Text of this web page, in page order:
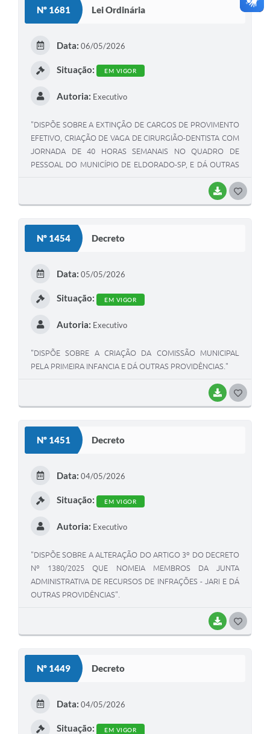
Nº 1681 Lei Ordinária
BAIXAR
Data: 06/05/2026
Situação: EM VIGOR
Autoria: Executivo
"DISPÕE SOBRE A EXTINÇÃO DE CARGOS DE PROVIMENTO
EFETIVO, CRIAÇÃO DE VAGA DE CIRURGIÃO-DENTISTA COM
JORNADA DE 40 HORAS SEMANAIS NO QUADRO DE
PESSOAL DO MUNICÍPIO DE ELDORADO-SP, E DÁ OUTRAS
Nº 1454 Decreto
BAIXAR
Data: 05/05/2026
Situação: EM VIGOR
Autoria: Executivo
"DISPÕE SOBRE A CRIAÇÃO DA COMISSÃO MUNICIPAL
PELA PRIMEIRA INFANCIA E DÁ OUTRAS PROVIDÊNCIAS."
Nº 1451 Decreto
BAIXAR
Data: 04/05/2026
Situação: EM VIGOR
Autoria: Executivo
"DISPÕE SOBRE A ALTERAÇÃO DO ARTIGO 3º DO DECRETO
Nº 1380/2025 QUE NOMEIA MEMBROS DA JUNTA
ADMINISTRATIVA DE RECURSOS DE INFRAÇÕES - JARI E DÁ
OUTRAS PROVIDÊNCIAS".
Nº 1449 Decreto
Data: 04/05/2026
Situação: EM VIGOR